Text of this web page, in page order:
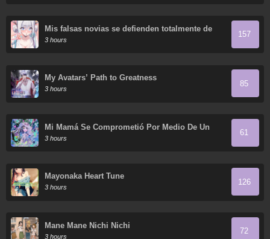
Mis falsas novias se defienden totalmente de
sus ataques.
3 hours
157
My Avatars’ Path to Greatness
3 hours
85
Mi Mamá Se Comprometió Por Medio De Un
Acuerdo
3 hours
61
Mayonaka Heart Tune
3 hours
126
Mane Mane Nichi Nichi
3 hours
72